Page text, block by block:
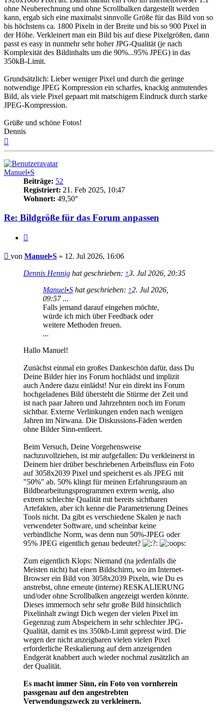
ohne Neuberechnung und ohne Scrollbalken dargestellt werden
kann, ergab sich eine maximalst sinnvolle Größe für das Bild von so
bis höchstens ca. 1800 Pixeln in der Breite und bis so 900 Pixel in
der Höhe. Verkleinert man ein Bild bis auf diese Pixelgrößen, dann
passt es easy in nunmehr sehr hoher JPG-Qualität (je nach
Komplexität des Bildinhalts um die 90%...95% JPEG) in das
350kB-Limit.
Grundsätzlich: Lieber weniger Pixel und durch die geringe
notwendige JPEG Kompression ein scharfes, knackig anmutendes
Bild, als viele Pixel gepaart mit matschigem Eindruck durch starke
JPEG-Kompression.
Grüße und schöne Fotos!
Dennis
Manuel•S
Beiträge: 52
Registriert: 21. Feb 2025, 10:47
Wohnort: 49,50°
Re: Bildgröße für das Forum anpassen
Beitrag
von Manuel•S » 12. Jul 2026, 16:06
Dennis Hennig hat geschrieben: ↑3. Jul 2026, 20:35
Manuel•S hat geschrieben: ↑2. Jul 2026,
09:57...
Falls jemand darauf eingehen möchte,
würde ich mich über Feedback oder
weitere Methoden freuen.
...
Hallo Manuel!
Zunächst einmal ein großes Dankeschön dafür, dass Du
Deine Bilder hier ins Forum hochlädst und implizit
auch Andere dazu einlädst! Nur ein direkt ins Forum
hochgeladenes Bild übersteht die Stürme der Zeit und
ist nach paar Jahren und Jahrzehnten noch im Forum
sichtbar. Externe Verlinkungen enden nach wenigen
Jahren im Nirwana. Die Diskussions-Fäden werden
ohne Bilder Sinn-entleert.
Beim Versuch, Deine Vorgehensweise
nachzuvollziehen, ist mir aufgefallen: Du verkleinerst in
Deinem hier drüber beschriebenen Arbeitsfluss ein Foto
auf 3058x2039 Pixel und speicherst es als JPEG mit
"50%" ab. 50% klingt für meinen Erfahrungsraum an
Bildbearbeitungsprogrammen extrem wenig, also
extrem schlechte Qualität mit bereits sichtbaren
Artefakten, aber ich kenne die Parametrierung Deines
Tools nicht. Da gibt es verschiedene Skalen je nach
verwendeter Software, und scheinbar keine
verbindliche Norm, was denn nun 50%-JPEG oder
95% JPEG eigentlich genau bedeutet?
Zum eigentlich Klops: Niemand (na jedenfalls die
Meisten nicht) hat einen Bildschirm, wo im Internet-
Browser ein Bild von 3058x2039 Pixeln, wie Du es
anstrebst, ohne erneute (interne) RESKALIERUNG
und/oder ohne Scrollbalken angezeigt werden könnte.
Dieses immernoch sehr sehr große Bild hinsichtlich
Pixelinhalt zwingt Dich wegen der vielen Pixel im
Gegenzug zum Abspeichern in sehr schlechter JPG-
Qualität, damit es ins 350kb-Limit gepresst wird. Die
wegen der nicht anzeigbaren vielen vielen Pixel
erforderliche Reskalierung auf dem anzeigenden
Endgerät knabbert auch wieder nochmal zusätzlich an
der Qualität.
Es macht immer Sinn, ein Foto von vornherein
passgenau auf den angestrebten
Verwendungszweck zu verkleinern.